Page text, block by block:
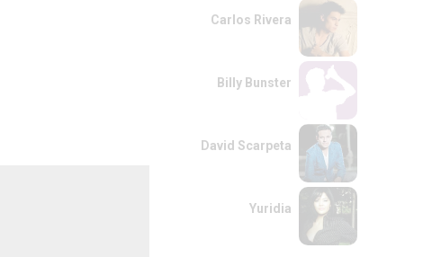
Carlos Rivera
Billy Bunster
David Scarpeta
Yuridia